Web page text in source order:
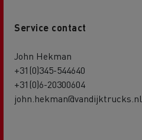
Service contact
John Hekman
+31(0)345-544640
+31(0)6-20300604
john.hekman@vandijktrucks.nl